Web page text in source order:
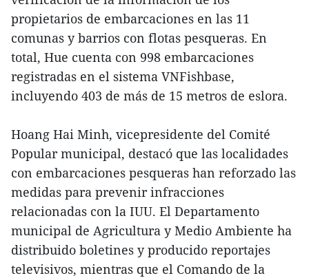
propietarios de embarcaciones en las 11
comunas y barrios con flotas pesqueras. En
total, Hue cuenta con 998 embarcaciones
registradas en el sistema VNFishbase,
incluyendo 403 de más de 15 metros de eslora.
Hoang Hai Minh, vicepresidente del Comité
Popular municipal, destacó que las localidades
con embarcaciones pesqueras han reforzado las
medidas para prevenir infracciones
relacionadas con la IUU. El Departamento
municipal de Agricultura y Medio Ambiente ha
distribuido boletines y producido reportajes
televisivos, mientras que el Comando de la